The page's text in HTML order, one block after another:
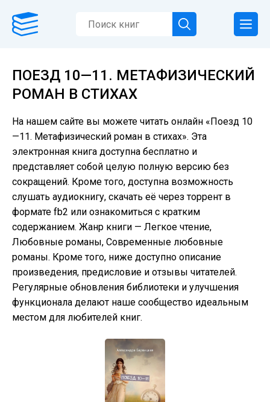
ПОЕЗД 10—11. МЕТАФИЗИЧЕСКИЙ
РОМАН В СТИХАХ
На нашем сайте вы можете читать онлайн «Поезд 10
—11. Метафизический роман в стихах». Эта
электронная книга доступна бесплатно и
представляет собой целую полную версию без
сокращений. Кроме того, доступна возможность
слушать аудиокнигу, скачать её через торрент в
формате fb2 или ознакомиться с кратким
содержанием. Жанр книги — Легкое чтение,
Любовные романы, Современные любовные
романы. Кроме того, ниже доступно описание
произведения, предисловие и отзывы читателей.
Регулярные обновления библиотеки и улучшения
функционала делают наше сообщество идеальным
местом для любителей книг.